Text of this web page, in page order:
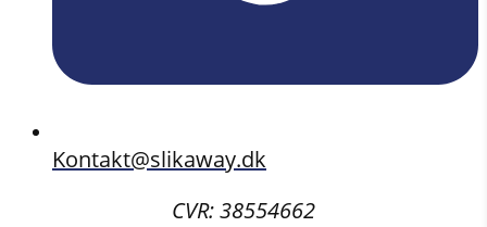
Kontakt@slikaway.dk
CVR: 38554662